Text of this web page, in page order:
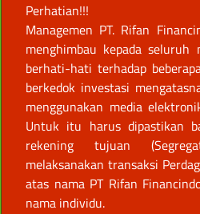
Perhatian!!!
Managemen PT. Rifan
menghimbau kepada
berhati-hati terhadap
berkedok investasi
menggunakan media
Untuk itu harus dipastikan
rekening tujuan
melaksanakan transaksi
atas nama PT Rifan
nama individu.